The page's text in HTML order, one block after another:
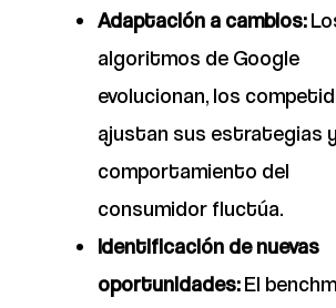
Adaptación a cambios:
algoritmos de Google
evolucionan, los
ajustan sus estrategias
comportamiento del
consumidor fluctúa.
Identificación de nuevas
oportunidades:El